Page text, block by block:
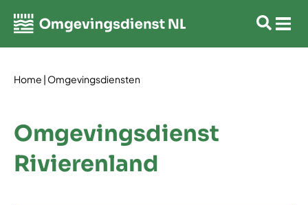
Home | Omgevingsdiensten
Omgevingsdienst
Rivierenland